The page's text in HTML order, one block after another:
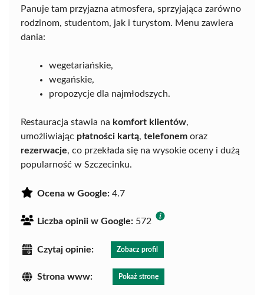
Panuje tam przyjazna atmosfera, sprzyjająca zarówno
rodzinom, studentom, jak i turystom. Menu zawiera
dania:
wegetariańskie,
wegańskie,
propozycje dla najmłodszych.
Restauracja stawia na komfort klientów,
umożliwiając płatności kartą, telefonem oraz
rezerwacje, co przekłada się na wysokie oceny i dużą
popularność w Szczecinku.
Ocena w Google: 4.7
Liczba opinii w Google: 572
Czytaj opinie: Zobacz profil
Strona www: Pokaż stronę